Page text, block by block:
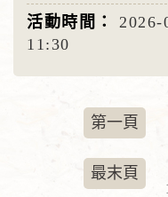
2026-
11:30
第一頁
最末頁